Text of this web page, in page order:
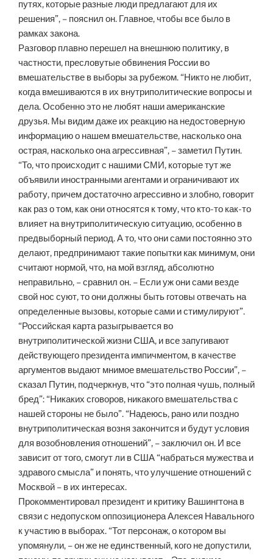
путях, которые разные люди предлагают для их
решения”, – пояснил он. Главное, чтобы все было в
рамках закона.
Разговор плавно перешел на внешнюю политику, в
частности, пресловутые обвинения России во
вмешательстве в выборы за рубежом. “Никто не любит,
когда вмешиваются в их внутриполитические вопросы и
дела. Особенно это не любят наши американские
друзья. Мы видим даже их реакцию на недостоверную
информацию о нашем вмешательстве, насколько она
острая, насколько она агрессивная”, – заметил Путин.
“То, что происходит с нашими СМИ, которые тут же
объявили иностранными агентами и ограничивают их
работу, причем достаточно агрессивно и злобно, говорит
как раз о том, как они относятся к тому, что кто-то как-то
влияет на внутриполитическую ситуацию, особенно в
предвыборный период. А то, что они сами постоянно это
делают, предпринимают такие попытки как минимум, они
считают нормой, что, на мой взгляд, абсолютно
неправильно, – сравнил он. – Если уж они сами везде
свой нос суют, то они должны быть готовы отвечать на
определенные вызовы, которые сами и стимулируют”.
“Российская карта разыгрывается во
внутриполитической жизни США, и все запугивают
действующего президента импичментом, в качестве
аргументов выдают мнимое вмешательство России”, –
сказал Путин, подчеркнув, что “это полная чушь, полный
бред”: “Никаких сговоров, никакого вмешательства с
нашей стороны не было”. “Надеюсь, рано или поздно
внутриполитическая возня закончится и будут условия
для возобновления отношений”, – заключил он. И все
зависит от того, смогут ли в США “набраться мужества и
здравого смысла” и понять, что улучшение отношений с
Москвой – в их интересах.
Прокомментировал президент и критику Вашингтона в
связи с недопуском оппозиционера Алексея Навального
к участию в выборах. “Тот персонаж, о котором вы
упомянули, – он же не единственный, кого не допустили,